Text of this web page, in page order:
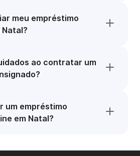
meu empréstimo
ao contratar um
um empréstimo
em Natal?